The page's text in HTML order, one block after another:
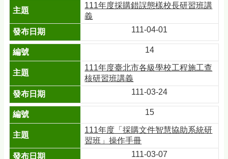
111年度採購錯誤態樣校長研習班講
義
111-04-01
14
111年度臺北市各級學校工程施工查
核研習班講義
111-03-24
15
111年度「採購文件智慧協助系統研
習班」操作手冊
111-03-07